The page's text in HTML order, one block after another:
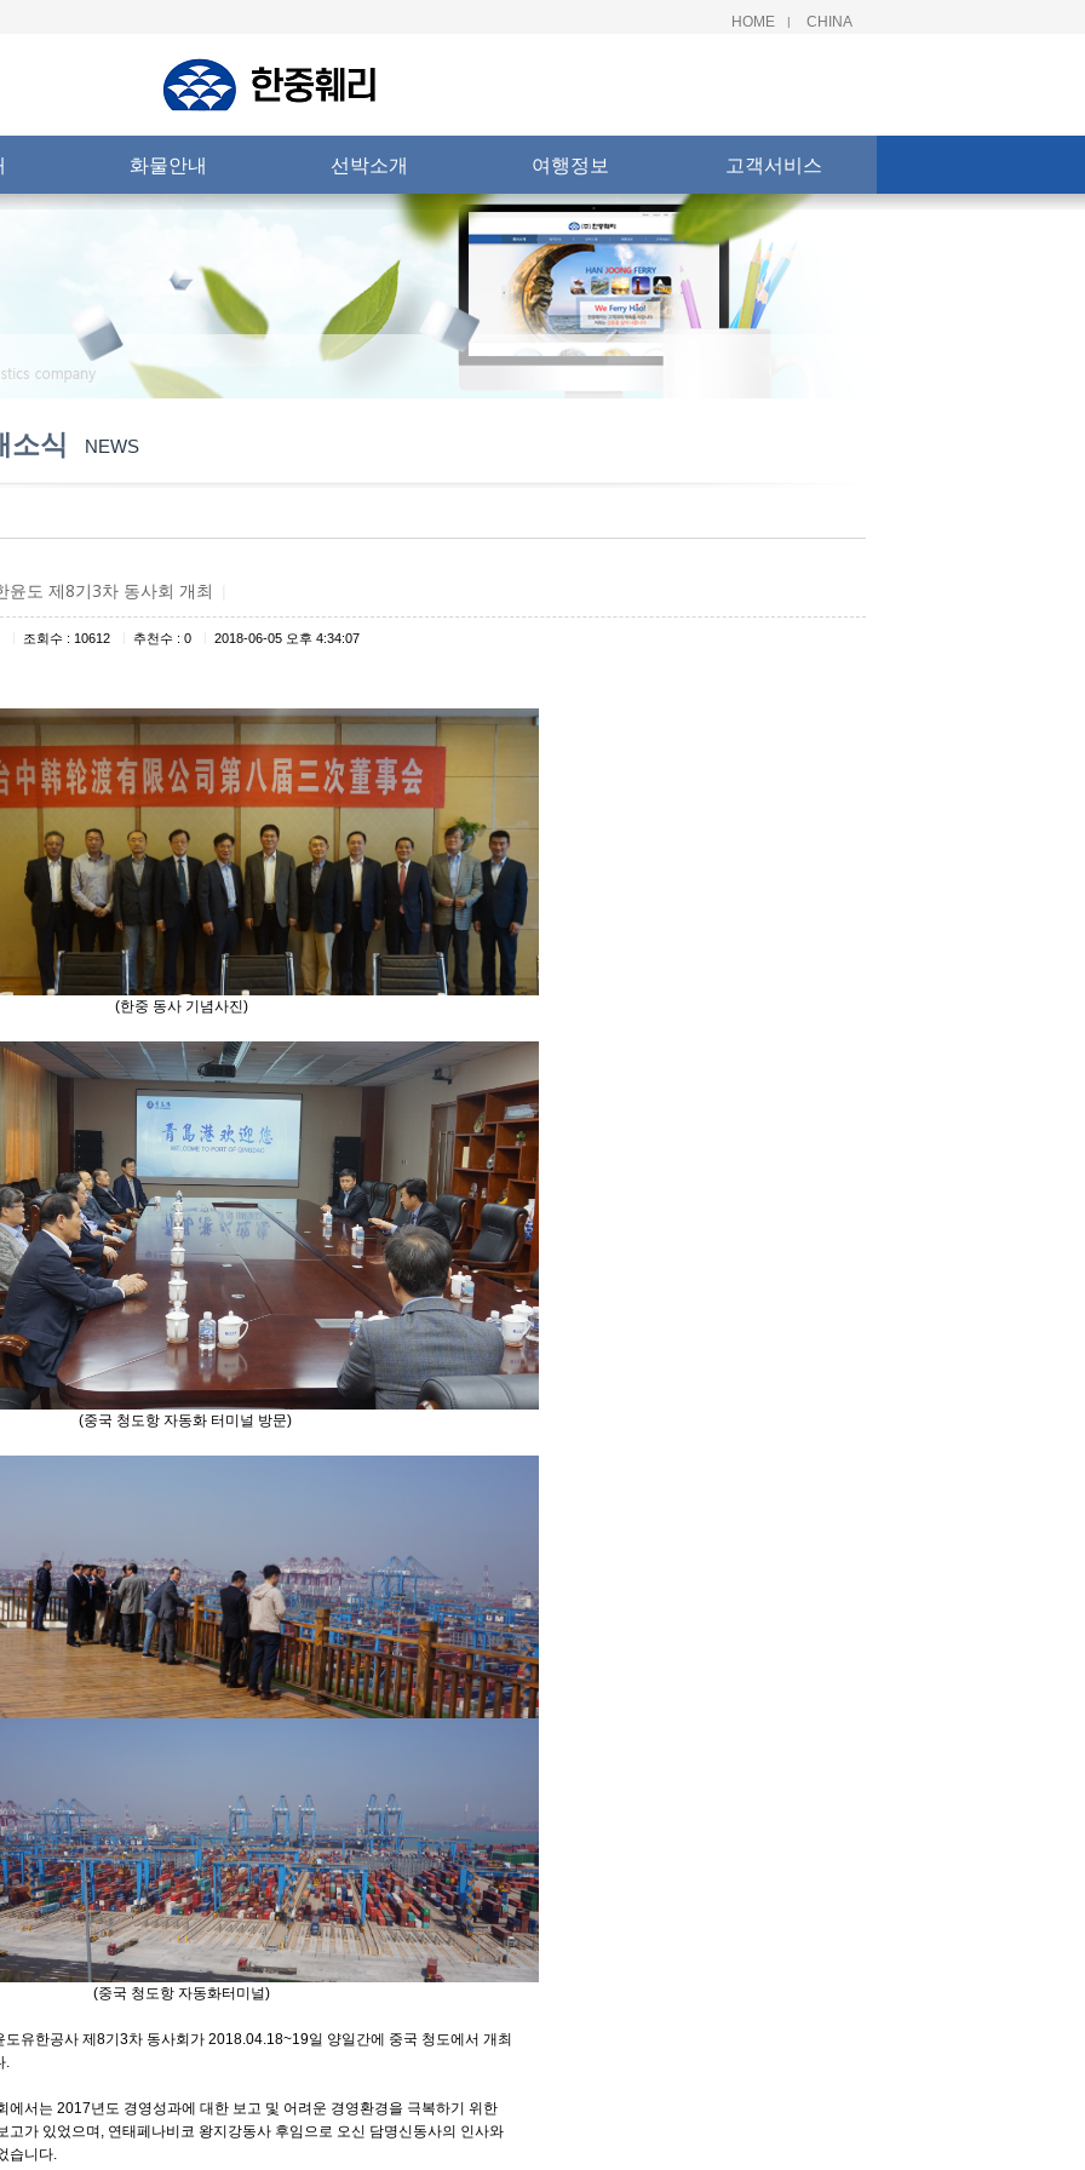
HOME | CHINA
화물안내 선박소개 여행정보 고객서비스
소식 NEWS
윤도 제8기3차 동사회 개최
조회수 : 10612 추천수 : 0 2018-06-05 오후 4:34:07
동사 기념사진)
도항 자동화 터미널 방문)
청도항 자동화터미널)
도유한공사 제8기3차 동사회가 2018.04.18~19일 양일간에 중국 청도에서 개최
.
에서는 2017년도 경영성과에 대한 보고 및 어려운 경영환경을 극복하기 위한
고가 있었으며, 연태페나비코 왕지강동사 후임으로 오신 담명신동사의 인사와
습니다.